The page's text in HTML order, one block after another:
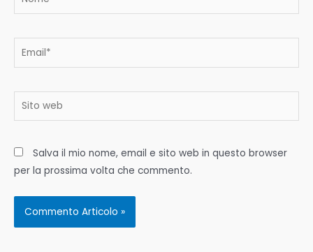
Email*
Sito
Salva il mio nome, email e sito web in questo browser
per la prossima volta che commento.